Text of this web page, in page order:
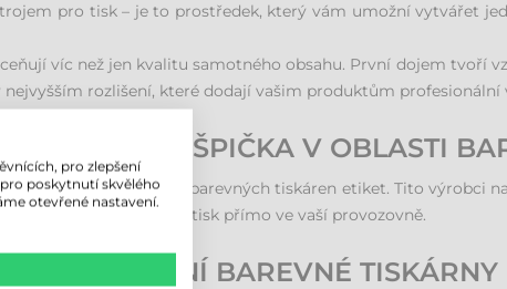
pro tisk – je to prostředek, který vám umožní vytvářet
víc než jen kvalitu samotného obsahu. První dojem tvoří
rozlišení, které dodají vašim produktům profesionální
A PRIMERA: ŠPIČKA V OBLASTI
které dominují trhu barevných tiskáren etiket. Tito výrobci
i velkoobjemový tisk přímo ve vaší provozovně.
DO VLASTNÍ BAREVNÉ TISKÁRNY
pro zlepšení
poskytnutí skvělého
otevřené nastavení.